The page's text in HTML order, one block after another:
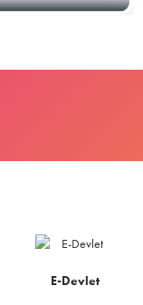
E-Devlet